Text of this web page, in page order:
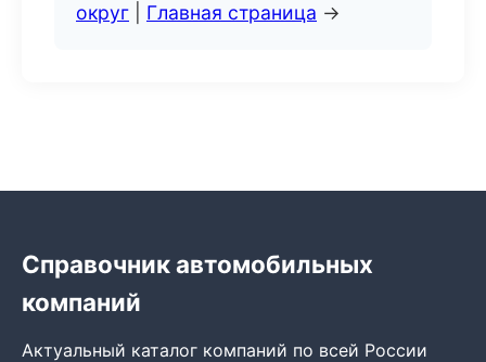
округ
Главная страница →
Справочник автомобильных
компаний
Актуальный каталог компаний по всей России